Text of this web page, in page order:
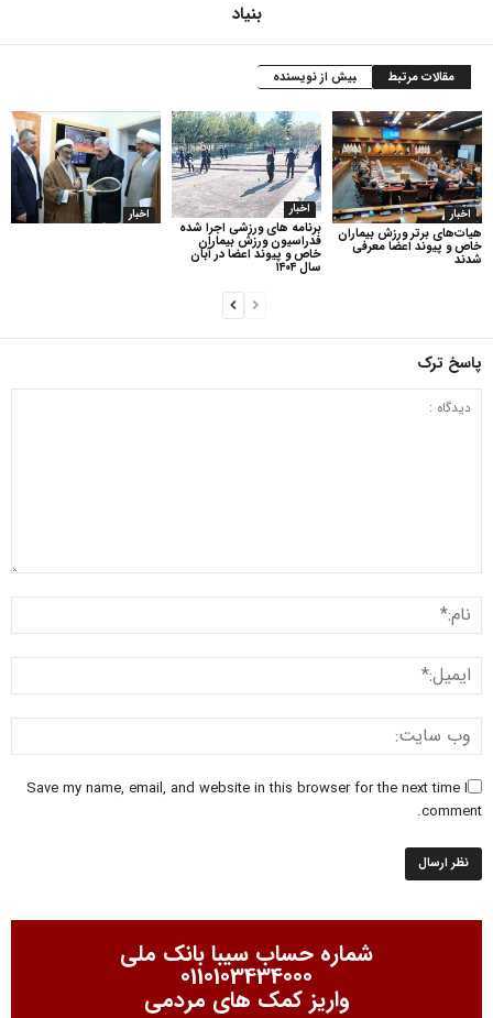
بنیاد
مقالات مرتبط بیش از نویسنده
اخبار اخبار
برنامه های ورزشی اجرا شده
فدراسیون ورزش بیماران
خاص و پیوند اعضا در آبان
سال ۱۴۰۴
اخبار
هیات‌های برتر ورزش بیماران
خاص و پیوند اعضا معرفی
شدند
پاسخ ترک
Save my name, email, and website in this browser for the next time I
comment.
شماره حساب سیبا بانک ملی
0110103434000
واریز کمک های مردمی